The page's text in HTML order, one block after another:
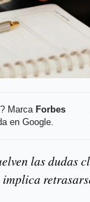
Marca Forbes
en Google.
las dudas
implica